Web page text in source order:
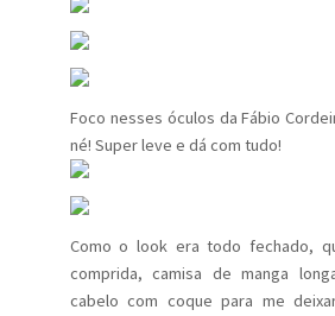
Foco nesses óculos da Fábio
né! Super leve e dá com tudo!
Como o look era todo fechado,
comprida, camisa de manga
cabelo com coque para me